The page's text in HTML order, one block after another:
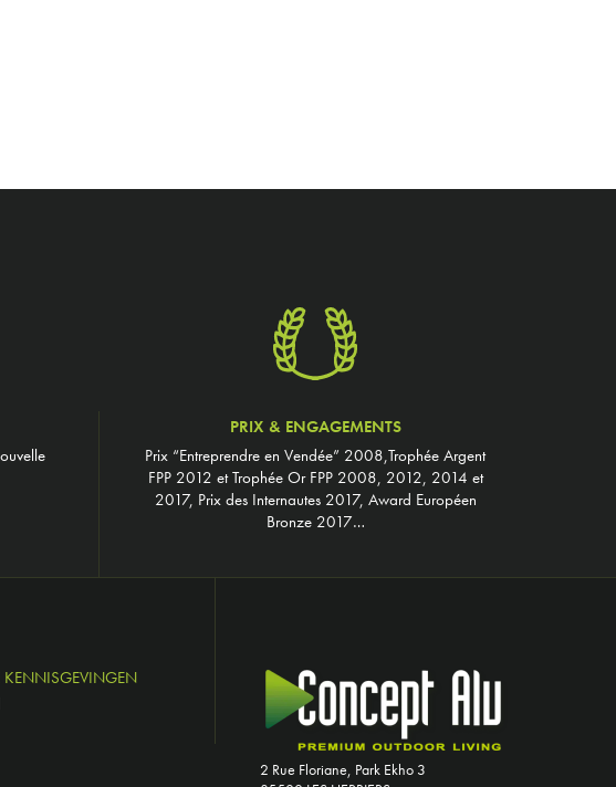
PRIX & ENGAGEMENTS
Prix “Entreprendre en Vendée” 2008,Trophée Argent
FPP 2012 et Trophée Or FPP 2008, 2012, 2014 et
2017, Prix des Internautes 2017, Award Européen
Bronze 2017…
KENNISGEVINGEN
2 Rue Floriane, Park Ekho 3